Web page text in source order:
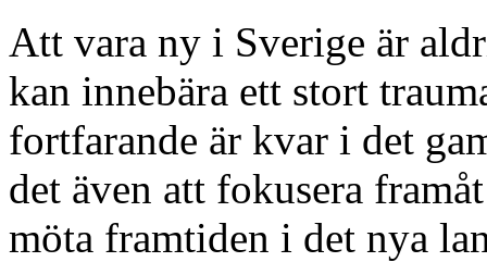
Att vara ny i Sverige är
kan innebära ett stort
fortfarande är kvar i det
det även att fokusera
möta framtiden i det nya